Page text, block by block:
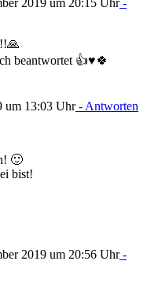
2019 um 20:15 Uhr-
beantwortet 👍♥️🍀
um 13:03 Uhr- Antworten
🙂
bist!
2019 um 20:56 Uhr-